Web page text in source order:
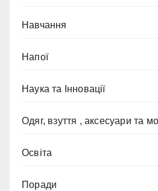
Навчання
Напої
Наука та Інновації
Одяг, взуття , аксесуари та
Освіта
Поради